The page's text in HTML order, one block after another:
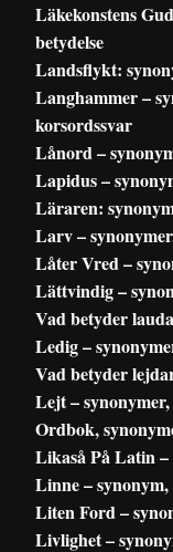
Läkekonstens
betydelse
Landsflykt:
Langhammer –
korsordssvar
Lånord –
Lapidus –
Läraren:
Larv –
Låter Vred –
Lättvindig –
Vad betyder
Ledig –
Vad betyder
Lejt –
Ordbok,
Likaså På Latin –
Linne –
Liten Ford –
Livlighet –